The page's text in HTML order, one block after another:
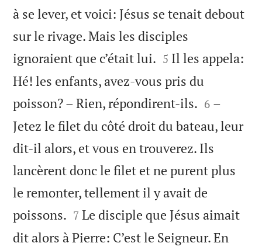
à se lever, et voici: Jésus se tenait debout
sur le rivage. Mais les disciples
ignoraient que c’était lui. 

5 Il les appela:
Hé! les enfants, avez-vous pris du
poisson? – Rien, répondirent-ils. 

6 –
Jetez le filet du côté droit du bateau, leur
dit-il alors, et vous en trouverez. Ils
lancèrent donc le filet et ne purent plus
le remonter, tellement il y avait de
poissons. 

7 Le disciple que Jésus aimait
dit alors à Pierre: C’est le Seigneur. En